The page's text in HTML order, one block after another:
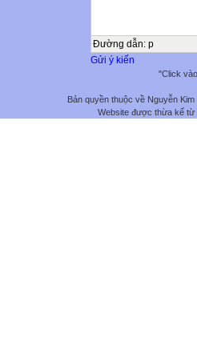
Đường dẫn: p
Gửi ý kiến
"Click
Bản quyền thuộc về Nguyễn
Website được thừa kế từ